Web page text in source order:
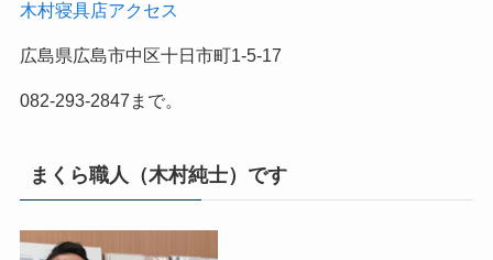
木村寝具店アクセス
広島県広島市中区十日市町1-5-17
082-293-2847まで。
まくら職人（木村純士）です